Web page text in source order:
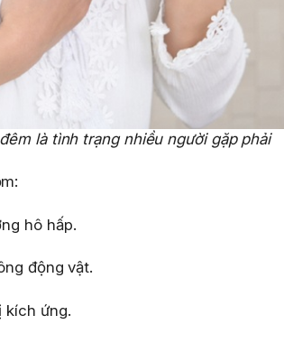
là tình trạng nhiều người gặp phải
hô hấp.
động vật.
kích ứng.